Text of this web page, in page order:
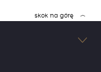
skok na górę